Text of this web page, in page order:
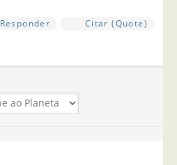
Responder Citar (Quote)